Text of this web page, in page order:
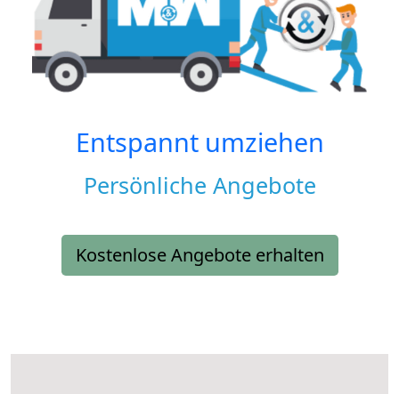
Entspannt umziehen
Persönliche Angebote
Kostenlose Angebote erhalten